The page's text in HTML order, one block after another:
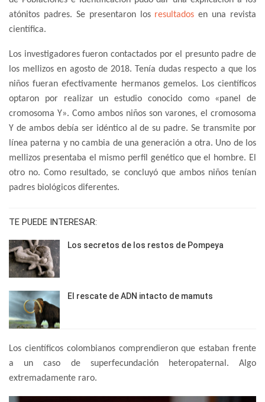
atónitos padres. Se presentaron los resultados en una revista
científica.
Los investigadores fueron contactados por el presunto padre de
los mellizos en agosto de 2018. Tenía dudas respecto a que los
niños fueran efectivamente hermanos gemelos. Los científicos
optaron por realizar un estudio conocido como «panel de
cromosoma Y». Como ambos niños son varones, el cromosoma
Y de ambos debía ser idéntico al de su padre. Se transmite por
línea paterna y no cambia de una generación a otra. Uno de los
mellizos presentaba el mismo perfil genético que el hombre. El
otro no. Como resultado, se concluyó que ambos niños tenían
padres biológicos diferentes.
TE PUEDE INTERESAR:
Los secretos de los restos de Pompeya
El rescate de ADN intacto de mamuts
Los científicos colombianos comprendieron que estaban frente
a un caso de superfecundación heteropaternal. Algo
extremadamente raro.